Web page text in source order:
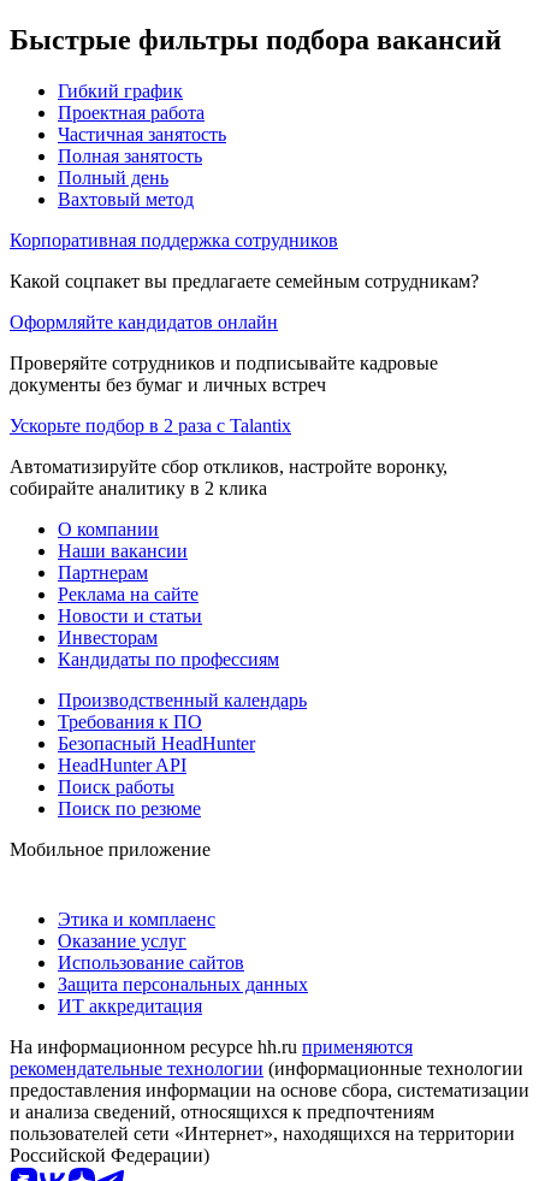
Быстрые фильтры подбора вакансий
Гибкий график
Проектная работа
Частичная занятость
Полная занятость
Полный день
Вахтовый метод
Корпоративная поддержка сотрудников
Какой соцпакет вы предлагаете семейным сотрудникам?
Оформляйте кандидатов онлайн
Проверяйте сотрудников и подписывайте кадровые
документы без бумаг и личных встреч
Ускорьте подбор в 2 раза с Talantix
Автоматизируйте сбор откликов, настройте воронку,
собирайте аналитику в 2 клика
О компании
Наши вакансии
Партнерам
Реклама на сайте
Новости и статьи
Инвесторам
Кандидаты по профессиям
Производственный календарь
Требования к ПО
Безопасный HeadHunter
HeadHunter API
Поиск работы
Поиск по резюме
Мобильное приложение
Этика и комплаенс
Оказание услуг
Использование сайтов
Защита персональных данных
ИТ аккредитация
На информационном ресурсе hh.ru применяются
рекомендательные технологии (информационные технологии
предоставления информации на основе сбора, систематизации
и анализа сведений, относящихся к предпочтениям
пользователей сети «Интернет», находящихся на территории
Российской Федерации)